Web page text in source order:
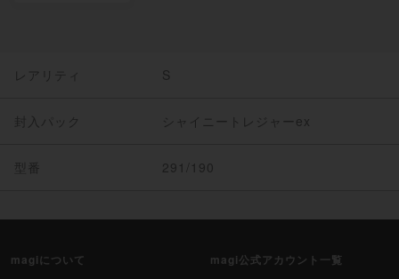
レアリティ S
封入パック シャイニートレジャーex
型番 291/190
magiについて magi公式アカウント一覧